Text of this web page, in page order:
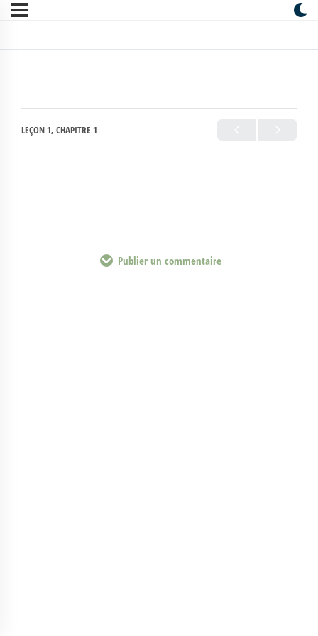
LEÇON 1, CHAPITRE 1
Publier un commentaire